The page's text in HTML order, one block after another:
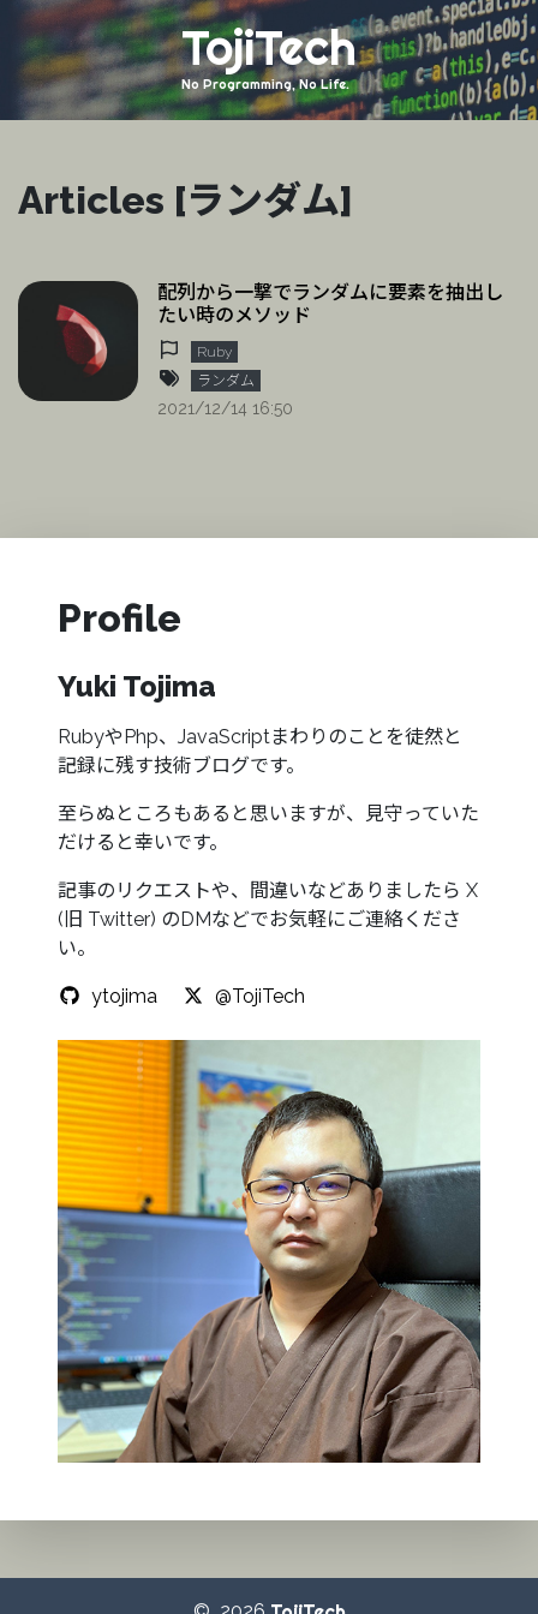
TojiTech
No Programming, No Life.
Articles [ランダム]
配列から一撃でランダムに要素を抽出し
たい時のメソッド
Ruby
ランダム
2021/12/14 16:50
Profile
Yuki Tojima
RubyやPhp、JavaScriptまわりのことを徒然と
記録に残す技術ブログです。
至らぬところもあると思いますが、見守っていた
だけると幸いです。
記事のリクエストや、間違いなどありましたら X
(旧 Twitter) のDMなどでお気軽にご連絡くださ
い。
ytojima @TojiTech